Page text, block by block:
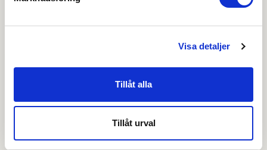
Visa detaljer
Tillåt alla
Tillåt urval
Skapa inloggning, bli företagskund eller logga in för att
beställa, se priser,